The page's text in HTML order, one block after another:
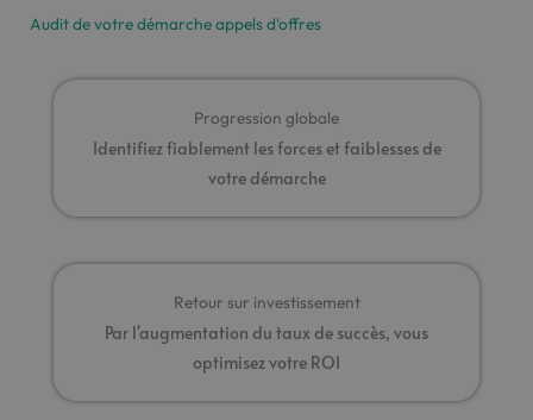
Audit de votre démarche appels d'offres
Progression globale
Identifiez fiablement les forces et faiblesses de
votre démarche
Retour sur investissement
Par l'augmentation du taux de succès, vous
optimisez votre ROI